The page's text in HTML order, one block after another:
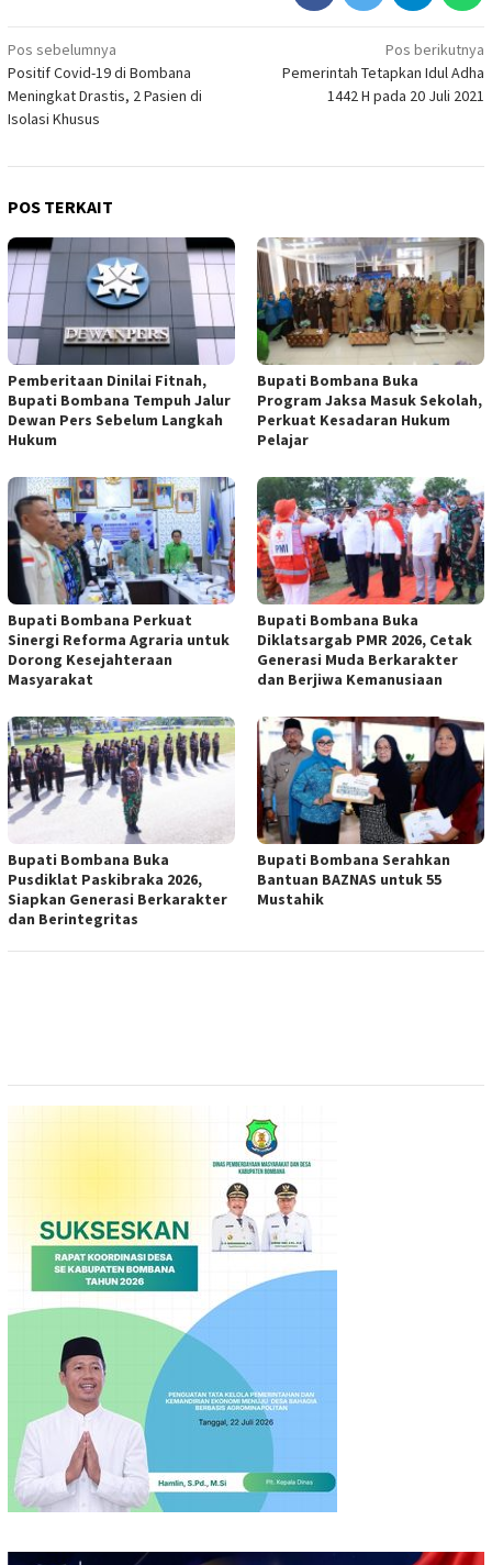
Navigasi
pos
Pos sebelumnya
Positif Covid-19 di Bombana
Meningkat Drastis, 2 Pasien di
Isolasi Khusus
Pos berikutnya
Pemerintah Tetapkan Idul Adha
1442 H pada 20 Juli 2021
POS TERKAIT
Pemberitaan Dinilai Fitnah,
Bupati Bombana Tempuh Jalur
Dewan Pers Sebelum Langkah
Hukum
Bupati Bombana Buka
Program Jaksa Masuk Sekolah,
Perkuat Kesadaran Hukum
Pelajar
Bupati Bombana Perkuat
Sinergi Reforma Agraria untuk
Dorong Kesejahteraan
Masyarakat
Bupati Bombana Buka
Diklatsargab PMR 2026, Cetak
Generasi Muda Berkarakter
dan Berjiwa Kemanusiaan
Bupati Bombana Buka
Pusdiklat Paskibraka 2026,
Siapkan Generasi Berkarakter
dan Berintegritas
Bupati Bombana Serahkan
Bantuan BAZNAS untuk 55
Mustahik